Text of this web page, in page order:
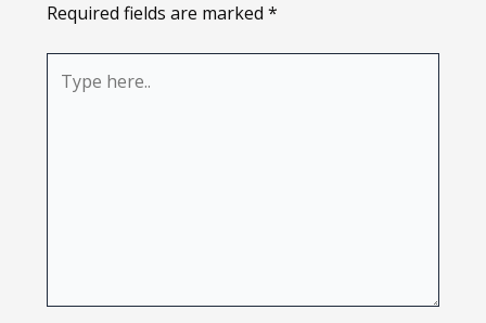
Required fields are marked *
here..